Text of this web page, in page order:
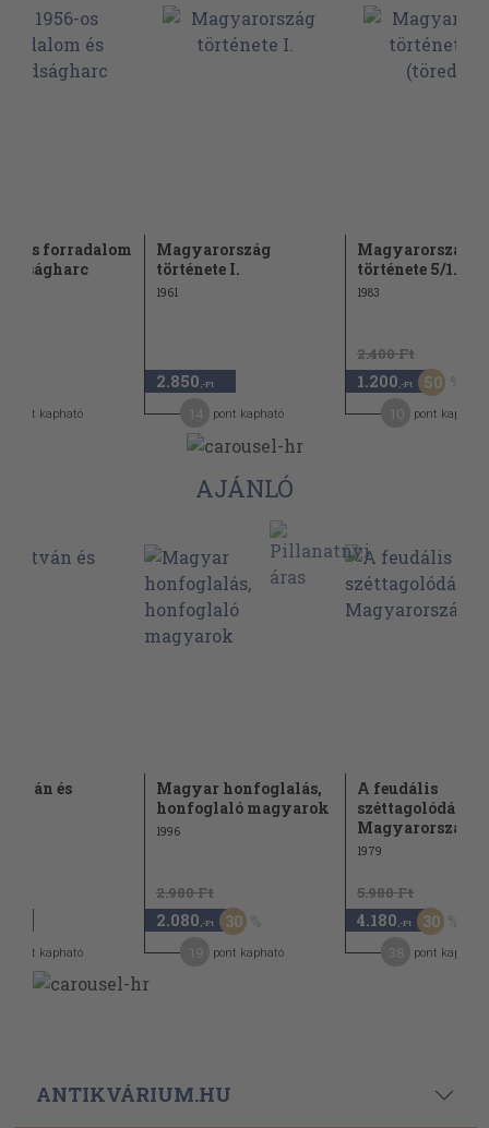
os forradalom
pont kapható
Magyarország
története I.
1961
2.850 ,-Ft
pont kapható
Magyarország
története 5/1.
1983
2.400 Ft
1.200 ,-Ft 50
pont kapható
AJÁNLÓ
és
pont kapható
Magyar honfoglalás,
honfoglaló magyarok
1996
2.980 Ft
2.080 ,-Ft 30
pont kapható
A feudális
széttagolódás
1979
5.980 Ft
4.180 ,-Ft 30
pont kapható
ANTIKVÁRIUM.HU